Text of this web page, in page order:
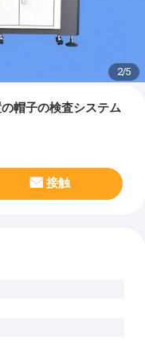
2/5
帽子の検査システム
接触